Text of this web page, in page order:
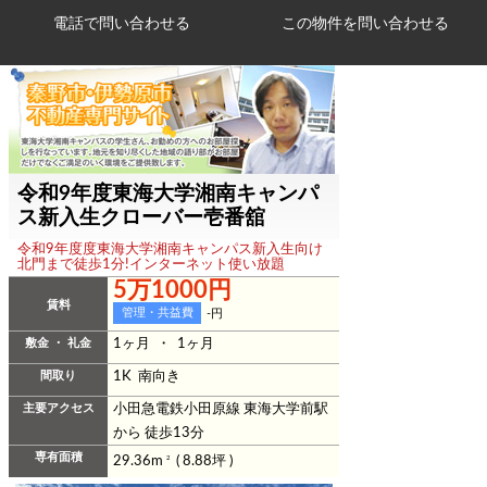
電話で問い合わせる
令和9年度東海大学湘南キャンパ
ス新入生クローバー壱番舘
令和9年度度東海大学湘南キャンパス新入生向け
北門まで徒歩1分!インターネット使い放題
賃料
5万1000円
管理・共益費 -円
敷金 ・ 礼金 1ヶ月 ・ 1ヶ月
間取り 1K 南向き
主要アクセス
小田急電鉄小田原線 東海大学前駅
から 徒歩13分
専有面積 29.36m2 ( 8.88坪 )